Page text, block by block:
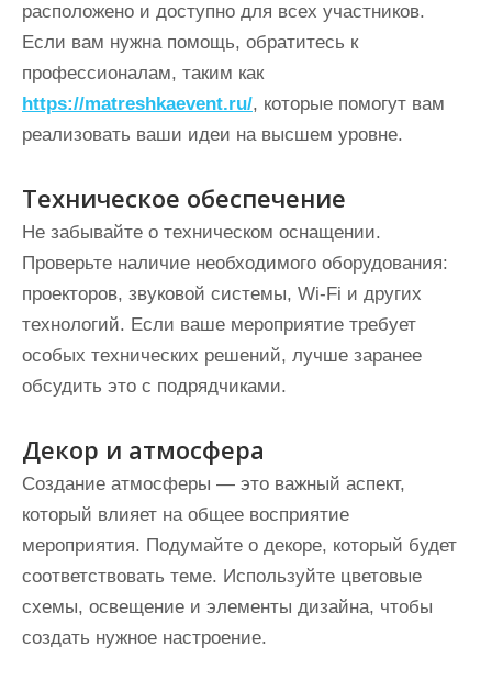
расположено и доступно для всех участников.
Если вам нужна помощь, обратитесь к
профессионалам, таким как
https://matreshkaevent.ru/, которые помогут вам
реализовать ваши идеи на высшем уровне.
Техническое обеспечение
Не забывайте о техническом оснащении.
Проверьте наличие необходимого оборудования:
проекторов, звуковой системы, Wi-Fi и других
технологий. Если ваше мероприятие требует
особых технических решений, лучше заранее
обсудить это с подрядчиками.
Декор и атмосфера
Создание атмосферы — это важный аспект,
который влияет на общее восприятие
мероприятия. Подумайте о декоре, который будет
соответствовать теме. Используйте цветовые
схемы, освещение и элементы дизайна, чтобы
создать нужное настроение.